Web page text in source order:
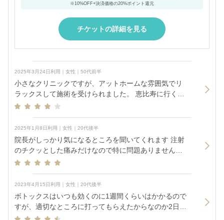
※10%OFF+決済価格の20%ポイント還元
チケットの詳細を見る
2025年3月24日利用｜女性｜50代前半
小さなクリニックですが、アットホームな雰囲気でリ
ラックスして施術を受けられました。 恵比寿に行く際
はおすすめです
2025年1月8日利用｜女性｜20代後半
院長がしっかり気になるところを聞いてくれます 注射
のチクッとした痛みだけなので特に問題ありませんで
した
2023年4月15日利用｜女性｜20代後半
ボトックスはいつも効くのに1週間くらいはかかるので
すが、適切なところに打ってもらえたからなのか2日後
で既に顎の皺が薄れてきて嬉しいです。